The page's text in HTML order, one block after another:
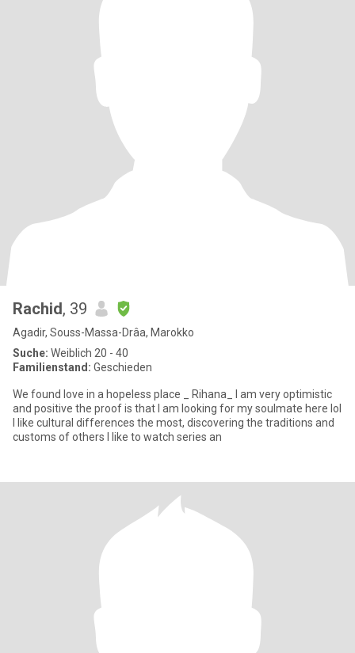
Rachid, 39
Agadir, Souss-Massa-Drâa, Marokko
Suche: Weiblich 20 - 40
Familienstand: Geschieden
We found love in a hopeless place _ Rihana_ I am very optimistic
and positive the proof is that I am looking for my soulmate here lol
I like cultural differences the most, discovering the traditions and
customs of others I like to watch series an